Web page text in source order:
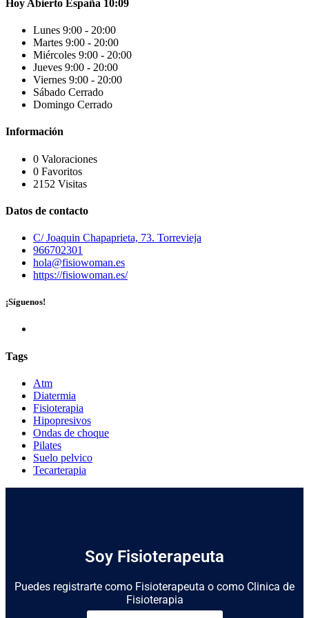
Hoy Abierto España 10:09
Lunes 9:00 - 20:00
Martes 9:00 - 20:00
Miércoles 9:00 - 20:00
Jueves 9:00 - 20:00
Viernes 9:00 - 20:00
Sábado Cerrado
Domingo Cerrado
Información
0 Valoraciones
0 Favoritos
2152 Visitas
Datos de contacto
C/ Joaquin Chapaprieta, 73. Torrevieja
966702301
hola@fisiowoman.es
https://fisiowoman.es/
¡Síguenos!
Tags
Atm
Diatermia
Fisioterapia
Hipopresivos
Ondas de choque
Pilates
Suelo pelvico
Tecarterapia
Soy Fisioterapeuta
Puedes registrarte como Fisioterapeuta o como Clinica de
Fisioterapia